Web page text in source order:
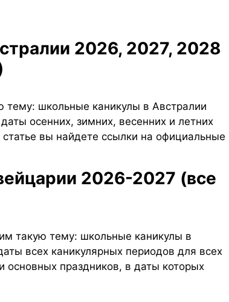
школьные каникулы в Австралии
осенних, зимних, весенних и летних
вы найдете ссылки на официальные
такую тему: школьные каникулы в
вcех каникулярных периодов для вcех
основных праздников, в даты которых